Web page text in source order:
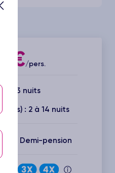
/pers.
/ 3 nuits
: 2 à 14 nuits
+ Demi-pension